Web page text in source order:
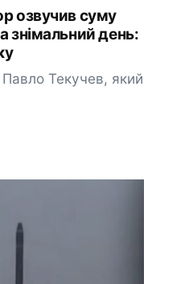
озвучив суму
знімальний день:
Павло Текучев, який